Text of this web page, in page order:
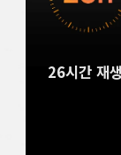
26시간 재